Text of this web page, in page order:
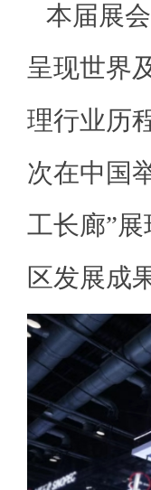
本届展
呈现世界
理行业历
次在中国
工长廊”
区发展成